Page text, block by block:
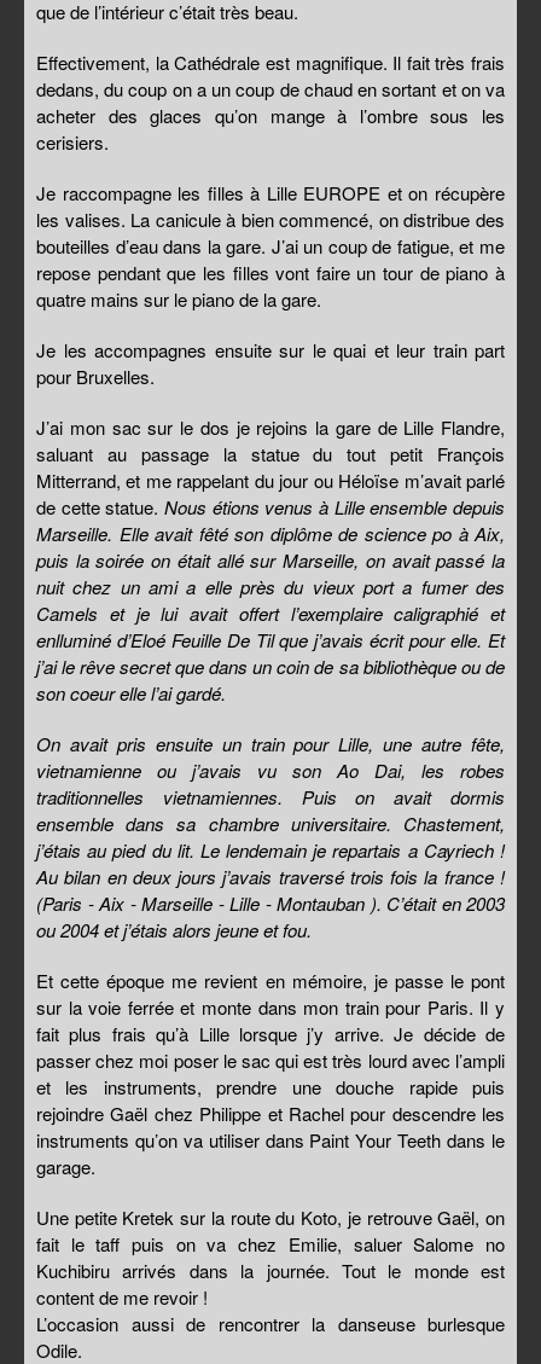
que de l’intérieur c’était très beau.
Effectivement, la Cathédrale est magnifique. Il fait très frais
dedans, du coup on a un coup de chaud en sortant et on va
acheter des glaces qu’on mange à l’ombre sous les
cerisiers.
Je raccompagne les filles à Lille EUROPE et on récupère
les valises. La canicule à bien commencé, on distribue des
bouteilles d’eau dans la gare. J’ai un coup de fatigue, et me
repose pendant que les filles vont faire un tour de piano à
quatre mains sur le piano de la gare.
Je les accompagnes ensuite sur le quai et leur train part
pour Bruxelles.
J’ai mon sac sur le dos je rejoins la gare de Lille Flandre,
saluant au passage la statue du tout petit François
Mitterrand, et me rappelant du jour ou Héloïse m’avait parlé
de cette statue. Nous étions venus à Lille ensemble depuis
Marseille. Elle avait fêté son diplôme de science po à Aix,
puis la soirée on était allé sur Marseille, on avait passé la
nuit chez un ami a elle près du vieux port a fumer des
Camels et je lui avait offert l’exemplaire caligraphié et
enlluminé d’Eloé Feuille De Til que j’avais écrit pour elle. Et
j’ai le rêve secret que dans un coin de sa bibliothèque ou de
son coeur elle l’ai gardé.
On avait pris ensuite un train pour Lille, une autre fête,
vietnamienne ou j’avais vu son Ao Dai, les robes
traditionnelles vietnamiennes. Puis on avait dormis
ensemble dans sa chambre universitaire. Chastement,
j’étais au pied du lit. Le lendemain je repartais a Cayriech !
Au bilan en deux jours j’avais traversé trois fois la france !
(Paris - Aix - Marseille - Lille - Montauban ). C’était en 2003
ou 2004 et j’étais alors jeune et fou.
Et cette époque me revient en mémoire, je passe le pont
sur la voie ferrée et monte dans mon train pour Paris. Il y
fait plus frais qu’à Lille lorsque j’y arrive. Je décide de
passer chez moi poser le sac qui est très lourd avec l’ampli
et les instruments, prendre une douche rapide puis
rejoindre Gaël chez Philippe et Rachel pour descendre les
instruments qu’on va utiliser dans Paint Your Teeth dans le
garage.
Une petite Kretek sur la route du Koto, je retrouve Gaël, on
fait le taff puis on va chez Emilie, saluer Salome no
Kuchibiru arrivés dans la journée. Tout le monde est
content de me revoir !
L’occasion aussi de rencontrer la danseuse burlesque
Odile.